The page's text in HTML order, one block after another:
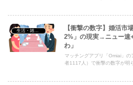
【衝撃の数字】婚活市
2%」の現実→ニュー速
わ」
マッチングアプリ「Omiai」
者1117人）で衝撃の数字が明